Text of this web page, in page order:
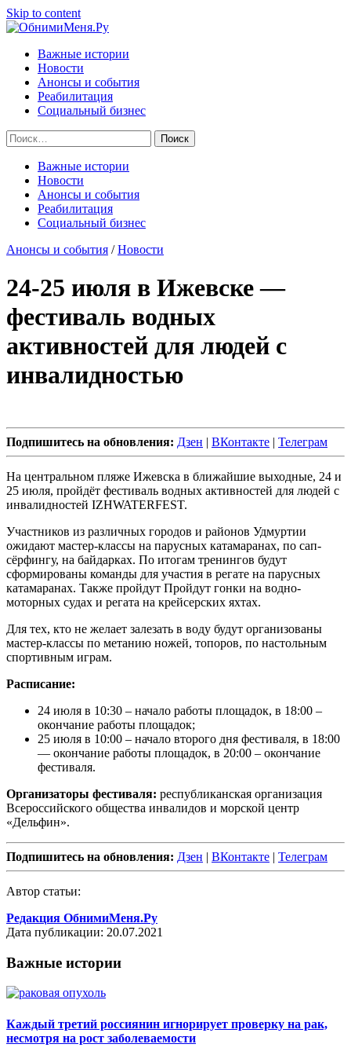
Skip to content
Важные истории
Новости
Анонсы и события
Реабилитация
Социальный бизнес
Найти:
Важные истории
Новости
Анонсы и события
Реабилитация
Социальный бизнес
Анонсы и события /Новости
24-25 июля в Ижевске —
фестиваль водных
активностей для людей с
инвалидностью
Подпишитесь на обновления: Дзен | ВКонтакте | Телеграм
На центральном пляже Ижевска в ближайшие выходные, 24 и
25 июля, пройдёт фестиваль водных активностей для людей с
инвалидностей IZHWATERFEST.
Участников из различных городов и районов Удмуртии
ожидают мастер-классы на парусных катамаранах, по сап-
сёрфингу, на байдарках. По итогам тренингов будут
сформированы команды для участия в регате на парусных
катамаранах. Также пройдут Пройдут гонки на водно-
моторных судах и регата на крейсерских яхтах.
Для тех, кто не желает залезать в воду будут организованы
мастер-классы по метанию ножей, топоров, по настольным
спортивным играм.
Расписание:
24 июля в 10:30 – начало работы площадок, в 18:00 –
окончание работы площадок;
25 июля в 10:00 – начало второго дня фестиваля, в 18:00
— окончание работы площадок, в 20:00 – окончание
фестиваля.
Организаторы фестиваля: республиканская организация
Всероссийского общества инвалидов и морской центр
«Дельфин».
Подпишитесь на обновления: Дзен | ВКонтакте | Телеграм
Автор статьи:
Редакция ОбнимиМеня.Ру
Дата публикации: 20.07.2021
Важные истории
Каждый третий россиянин игнорирует проверку на рак,
несмотря на рост заболеваемости